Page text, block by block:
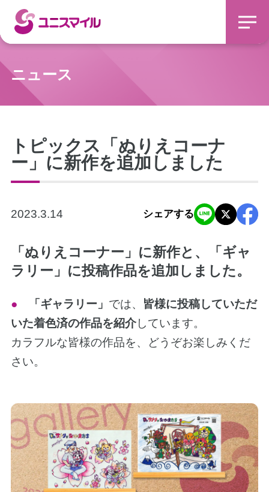
ニュース
トピックス「ぬりえコーナ
ー」に新作を追加しました
2023.3.14 シェアする
「ぬりえコーナー」に新作と、「ギャ
ラリー」に投稿作品を追加しました。
● 「ギャラリー」 では、 皆様に投稿していただ
いた着色済の作品を紹介しています。
カラフルな皆様の作品を、どうぞお楽しみくだ
さい。